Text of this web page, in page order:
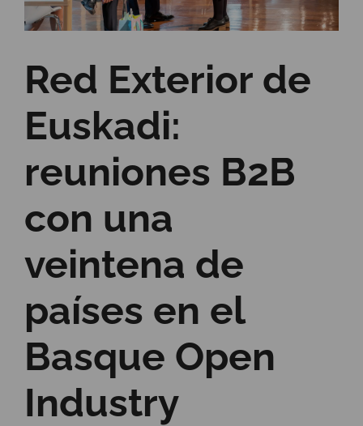
Red Exterior de
Euskadi:
reuniones B2B
con una
veintena de
países en el
Basque Open
Industry